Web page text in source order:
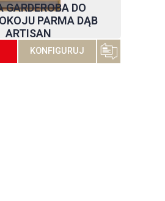
GARDEROBA DO
PARMA DĄB
ARTISAN
KONFIGURUJ